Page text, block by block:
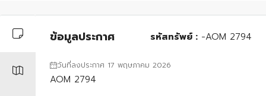
ข้อมูลประกาศ รหัสทรัพย์ : -AOM 2794
วันที่ลงประกาศ 17 พฤษภาคม 2026
AOM 2794